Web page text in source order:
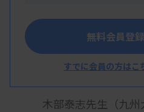
第2回 抄録作成と統計解
・テーマ：誰でもできる
木部泰志先生（九州大
無料会員登録
すでに会員の方はこ